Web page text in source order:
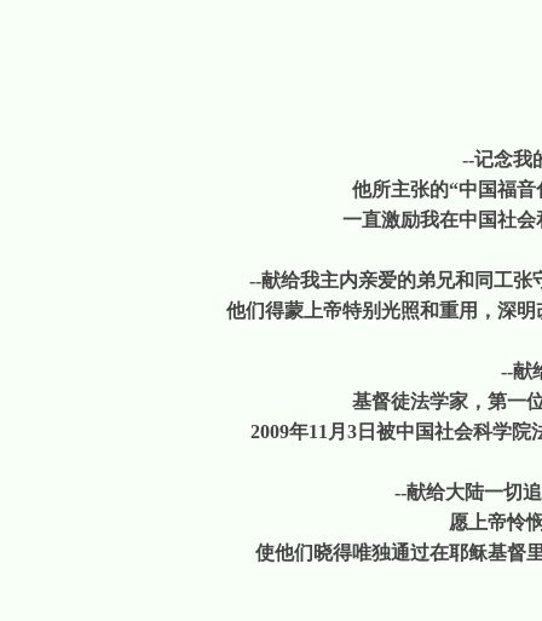
--记念我
他所主张的“中国福
一直激励我在中国社
--献给我主内亲爱的弟兄和同工张
他们得蒙上帝特别光照和重用，深
--献
基督徒法学家，第一
2009年11 月 3日被中国社会科学院
--献给大陆一切
愿上帝怜
使他们晓得唯独通过在耶稣基督